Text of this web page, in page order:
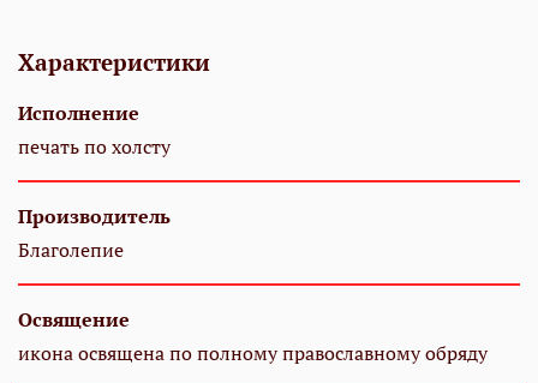
Характеристики
Исполнение
печать по холсту
Производитель
Благолепие
Освящение
икона освящена по полному православному обряду